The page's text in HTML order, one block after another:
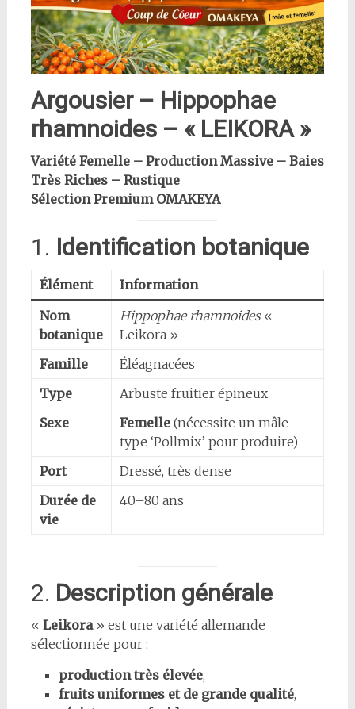
Argousier – Hippophae
rhamnoides – « LEIKORA »
Variété Femelle – Production Massive – Baies
Très Riches – Rustique
Sélection Premium OMAKEYA
1. Identification botanique
Élément
Information
Nom
botanique
Hippophae rhamnoides«
Leikora »
Famille
Éléagnacées
Type
Arbuste fruitier épineux
Sexe
Femelle(nécessite un mâle
type ‘Pollmix’ pour produire)
Port
Dressé, très dense
Durée de
vie
40–80 ans
2. Description générale
« Leikora» est une variété allemande
sélectionnée pour :
production très élevée,
fruits uniformes et de grande qualité,